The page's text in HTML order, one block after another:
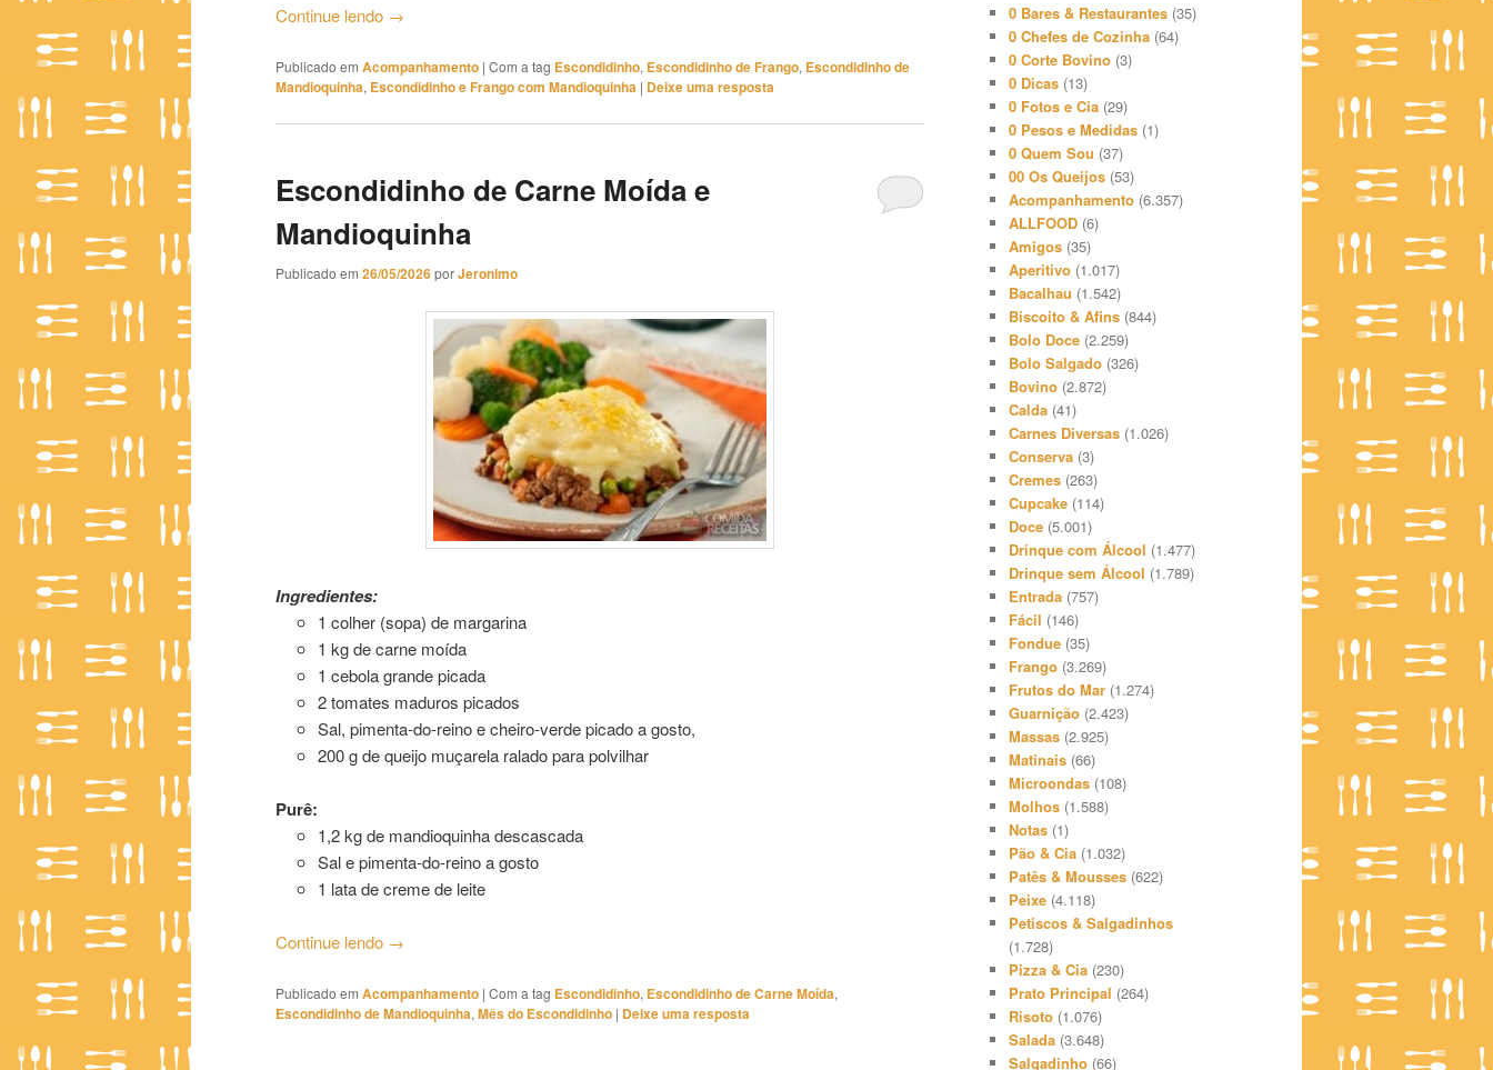
Continue lendo →
Publicado em Acompanhamento | Com a tag Escondidinho, Escondidinho de Frango, Escondidinho de
Mandioquinha, Escondidinho e Frango com Mandioquinha | Deixe uma resposta
Escondidinho de Carne Moída e
Mandioquinha
Publicado em 26/05/2026porJeronimo
Ingredientes:
1 colher (sopa) de margarina
1 kg de carne moída
1 cebola grande picada
2 tomates maduros picados
Sal, pimenta-do-reino e cheiro-verde picado a gosto,
200 g de queijo muçarela ralado para polvilhar
Purê:
1,2 kg de mandioquinha descascada
Sal e pimenta-do-reino a gosto
1 lata de creme de leite
Continue lendo →
Publicado em Acompanhamento | Com a tag Escondidinho, Escondidinho de Carne Moída,
Escondidinho de Mandioquinha, Mês do Escondidinho | Deixe uma resposta
0 Bares & Restaurantes (35)
0 Chefes de Cozinha (64)
0 Corte Bovino (3)
0 Dicas (13)
0 Fotos e Cia (29)
0 Pesos e Medidas (1)
0 Quem Sou (37)
00 Os Queijos (53)
Acompanhamento (6.357)
ALLFOOD (6)
Amigos (35)
Aperitivo (1.017)
Bacalhau (1.542)
Biscoito & Afins (844)
Bolo Doce (2.259)
Bolo Salgado (326)
Bovino (2.872)
Calda (41)
Carnes Diversas (1.026)
Conserva (3)
Cremes (263)
Cupcake (114)
Doce (5.001)
Drinque com Álcool (1.477)
Drinque sem Álcool (1.789)
Entrada (757)
Fácil (146)
Fondue (35)
Frango (3.269)
Frutos do Mar (1.274)
Guarnição (2.423)
Massas (2.925)
Matinais (66)
Microondas (108)
Molhos (1.588)
Notas (1)
Pão & Cia (1.032)
Patês & Mousses (622)
Peixe (4.118)
Petiscos & Salgadinhos
(1.728)
Pizza & Cia (230)
Prato Principal (264)
Risoto (1.076)
Salada (3.648)
Salgadinho (66)